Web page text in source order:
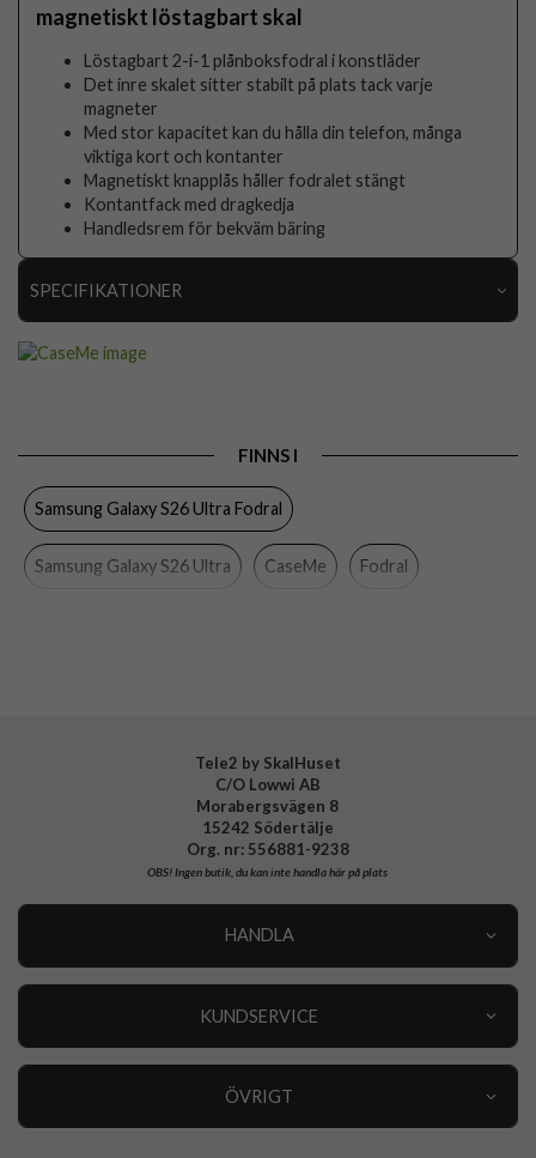
magnetiskt löstagbart skal
Löstagbart 2-i-1 plånboksfodral i konstläder
Det inre skalet sitter stabilt på plats tack varje
magneter
Med stor kapacitet kan du hålla din telefon, många
viktiga kort och kontanter
Magnetiskt knapplås håller fodralet stängt
Kontantfack med dragkedja
Handledsrem för bekväm bäring
SPECIFIKATIONER
Dragkedja, Handrem, Kortfack, Löstagbart skal
Färg
Konstläder, Mjukplast (TPU)
FINNS I
Samsung Galaxy S26 Ultra Fodral
Samsung Galaxy S26 Ultra CaseMe Fodral
Tele2 by SkalHuset
C/O Lowwi AB
Morabergsvägen 8
15242 Södertälje
Org. nr: 556881-9238
OBS!Ingen butik, du kan inte handla här på plats
HANDLA
KUNDSERVICE
ÖVRIGT